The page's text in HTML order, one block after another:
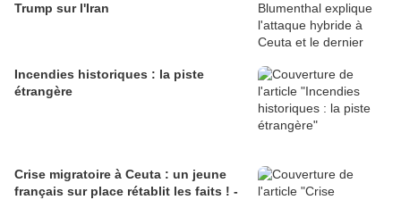
Trump sur l'Iran
Incendies historiques : la piste
étrangère
Crise migratoire à Ceuta : un jeune
français sur place rétablit les faits ! -